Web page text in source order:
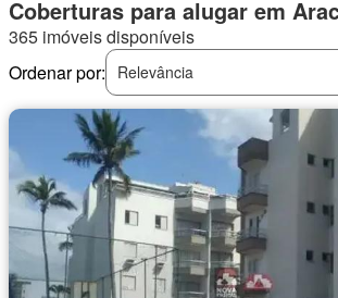
Coberturas para alugar em
365 imóveis disponíveis
Ordenar por:
Relevância